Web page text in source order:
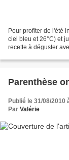
Pour profiter de l'été
ciel bleu et 26°C) et
recette à déguster
Parenthèse
Publié le 31/08/2010
Par Valérie